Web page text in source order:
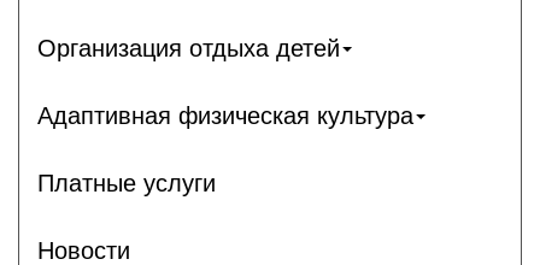
Организация отдыха детей
Адаптивная физическая культура
Платные услуги
Новости